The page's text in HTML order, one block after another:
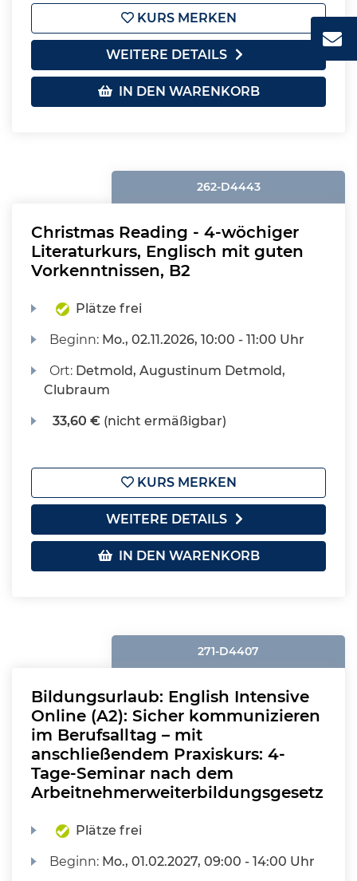
KURS MERKEN
WEITERE DETAILS
IN DEN WARENKORB
262-D4443
Christmas Reading - 4-wöchiger
Literaturkurs, Englisch mit guten
Vorkenntnissen, B2
Plätze frei
Beginn: Mo., 02.11.2026, 10:00 - 11:00 Uhr
Ort: Detmold, Augustinum Detmold,
Clubraum
33,60 € (nicht ermäßigbar)
KURS MERKEN
WEITERE DETAILS
IN DEN WARENKORB
271-D4407
Bildungsurlaub: English Intensive
Online (A2): Sicher kommunizieren
im Berufsalltag – mit
anschließendem Praxiskurs: 4-
Tage-Seminar nach dem
Arbeitnehmerweiterbildungsgesetz
Plätze frei
Beginn: Mo., 01.02.2027, 09:00 - 14:00 Uhr